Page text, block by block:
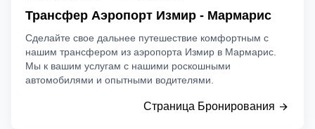
Трансфер Аэропорт Измир - Мармарис
Сделайте свое дальнее путешествие комфортным с
нашим трансфером из аэропорта Измир в Мармарис.
Мы к вашим услугам с нашими роскошными
автомобилями и опытными водителями.
Страница Бронирования